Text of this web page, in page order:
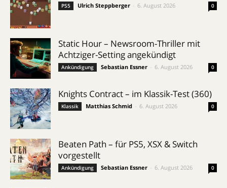
PS5 Ulrich Steppberger 6. August 2026 0
Static Hour – Newsroom-Thriller mit
Achtziger-Setting angekündigt
Ankündigung Sebastian Essner 6. August 2026 0
Knights Contract – im Klassik-Test (360)
Klassik Matthias Schmid 6. August 2026 0
Beaten Path – für PS5, XSX & Switch
vorgestellt
Ankündigung Sebastian Essner 6. August 2026 0